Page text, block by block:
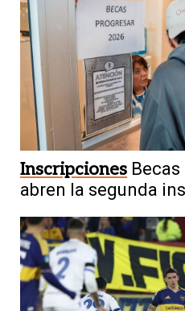
Inscripciones
abren la segunda